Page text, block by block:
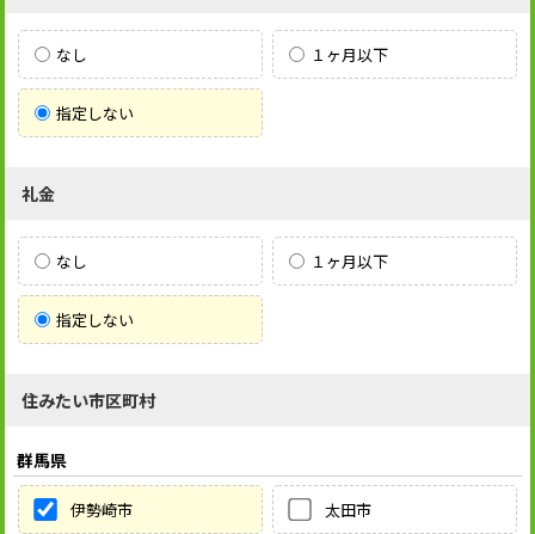
なし １ヶ月以下
指定しない
礼金
なし １ヶ月以下
指定しない
住みたい市区町村
群馬県
伊勢崎市 太田市